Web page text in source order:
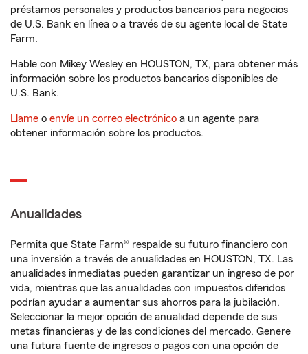
préstamos personales y productos bancarios para negocios
de U.S. Bank en línea o a través de su agente local de State
Farm.
Hable con Mikey Wesley en HOUSTON, TX, para obtener más
información sobre los productos bancarios disponibles de
U.S. Bank.
Llame o envíe un correo electrónico a un agente para
obtener información sobre los productos.
Anualidades
Permita que State Farm® respalde su futuro financiero con
una inversión a través de anualidades en HOUSTON, TX. Las
anualidades inmediatas pueden garantizar un ingreso de por
vida, mientras que las anualidades con impuestos diferidos
podrían ayudar a aumentar sus ahorros para la jubilación.
Seleccionar la mejor opción de anualidad depende de sus
metas financieras y de las condiciones del mercado. Genere
una futura fuente de ingresos o pagos con una opción de